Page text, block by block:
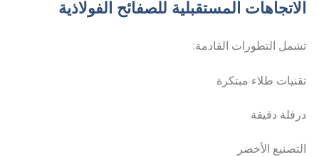
الاتجاهات المستقبلية للصفائح الفولاذية
تشمل التطورات القادمة:
تقنيات طلاء مبتكرة
درفلة دقيقة
التصنيع الأخضر